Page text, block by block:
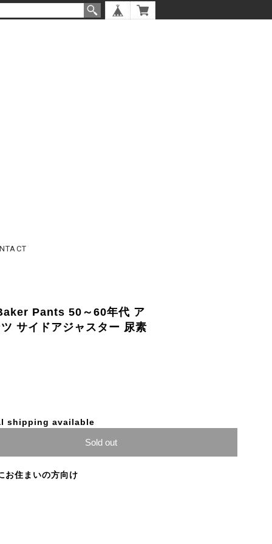
Pants 50～60年代 ア
サイドアジャスター 尿素
shipping available
Sold out
お住まいの方向け